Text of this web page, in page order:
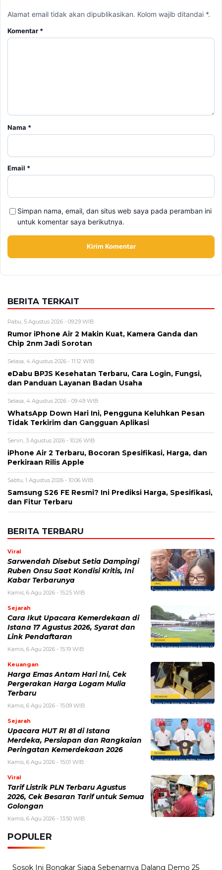
Simpan nama, email, dan situs web saya pada peramban ini
BERITA TERKAIT
Rumor iPhone Air 2 Makin Kuat, Kamera Ganda dan
dan Panduan Layanan Badan Usaha
Selasa, 4 Agustus 2026 - 09:49 WIB
WhatsApp Down Hari Ini, Pengguna Keluhkan Pesan
Tidak Terkirim dan Gangguan Aplikasi
Senin, 3 Agustus 2026 - 10:26 WIB
iPhone Air 2 Terbaru, Bocoran Spesifikasi, Harga, dan
Perkiraan Rilis Apple
Sabtu, 1 Agustus 2026 - 10:06 WIB
Samsung S26 FE Resmi? Ini Prediksi Harga, Spesifikasi,
dan Fitur Terbaru
BERITA TERBARU
Viral
Sarwendah Disebut Setia Dampingi
Ruben Onsu Saat Kondisi Kritis, Ini
Kabar Terbarunya
Kamis, 6 Agu 2026 - 15:25 WIB
Sejarah
Cara Ikut Upacara Kemerdekaan di
Istana 17 Agustus 2026, Syarat dan
Link Pendaftaran
Kamis, 6 Agu 2026 - 15:19 WIB
Keuangan
Harga Emas Antam Hari Ini, Cek
Pergerakan Harga Logam Mulia
Terbaru
Kamis, 6 Agu 2026 - 15:09 WIB
Sejarah
Upacara HUT RI 81 di Istana
Peringatan Kemerdekaan 2026
Kamis, 6 Agu 2026 - 15:01 WIB
Viral
Tarif Listrik PLN Terbaru Agustus
2026, Cek Besaran Tarif untuk Semua
Golongan
Kamis, 6 Agu 2026 - 13:50 WIB
POPULER
Sosok Ini Bongkar Siapa Sebenarnya Dalang Demo 25
Agustus yang Berakhir Ricuh: Bukan Intervensi Asing
(1,000,010)
3 Menu Diet Sehat Harian yang Efektif Turunkan Berat
10 Teknik Ngepet Halal